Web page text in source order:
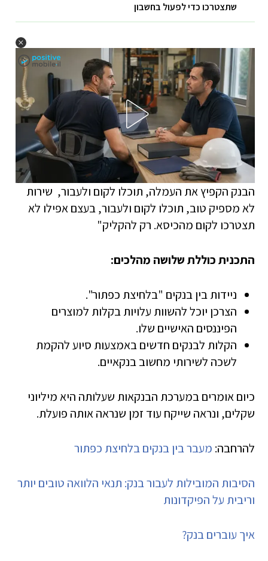
שתצטרכו כדי לפעול בחשבון
הבנק הקפיץ את העמלה, תוכלו לקום ולעבור, שירות
לא מספיק טוב, תוכלו לקום ולעבור, בעצם אפילו לא
תצטרכו לקום מהכיסא. רק להקליק"
התכנית כוללת שלושה מהלכים:
ניידות בין בנקים "בלחיצת כפתור".
הצרכן יוכל להשוות עלויות בקלות למוצרים
הפיננסים האישיים שלו.
הקלות לבנקים חדשים באמצעות סיוע להקמת
לשכה לשירותי מחשוב בנקאיים.
כיום אומרים במערכת הבנקאות שעלותה היא מיליוני
שקלים, ונראה שייקח עוד זמן שנראה אותה פועלת.
להרחבה: מעבר בין בנקים בלחיצת כפתור
הסיבות המובילות לעבור בנק: תנאי הלוואה טובים יותר
וריבית על הפיקדונות
איך עוברים בנק?